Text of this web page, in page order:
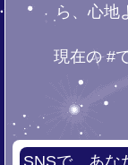
ら、心地
現在の #